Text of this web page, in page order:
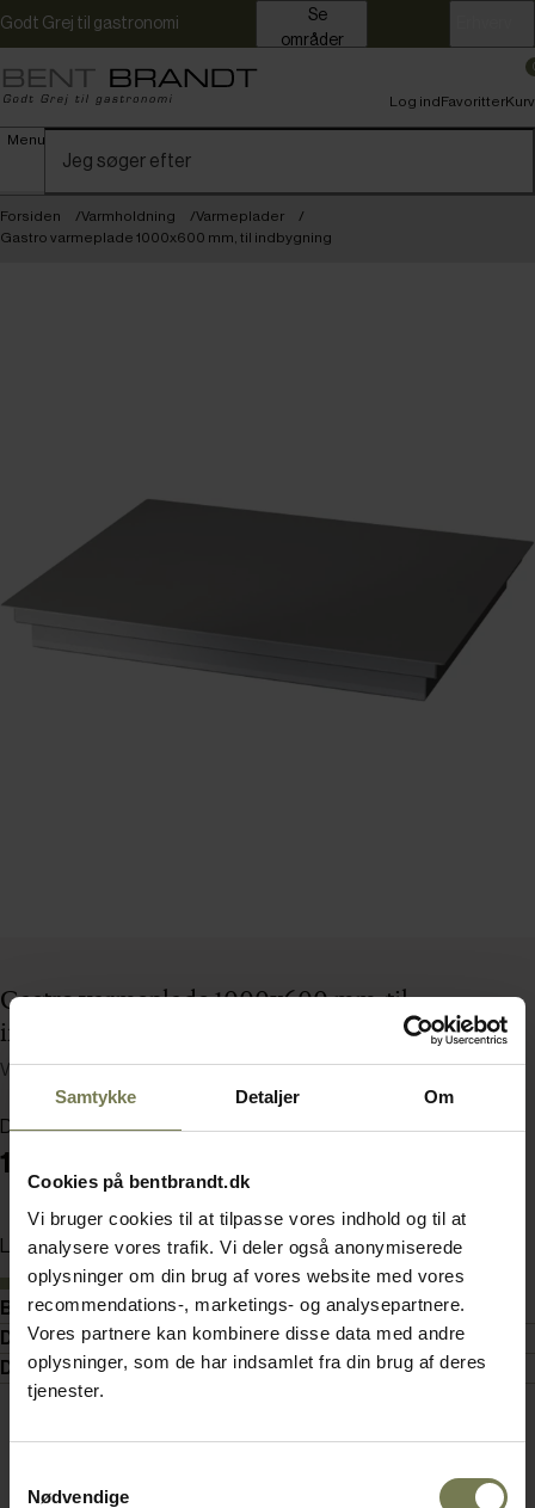
Samtykke Detaljer Om
Cookies på bentbrandt.dk
Vi bruger cookies til at tilpasse vores indhold og til at
analysere vores trafik. Vi deler også anonymiserede
oplysninger om din brug af vores website med vores
recommendations-, marketings- og analysepartnere.
Vores partnere kan kombinere disse data med andre
oplysninger, som de har indsamlet fra din brug af deres
tjenester.
Nødvendige
Godt Grej til gastronomi
områder
Menu
Log indFavoritterKurv
Forsiden Varmholdning
Varmeplader
Gastro varmeplade 1000x600 mm, til indbygning
Gastro varmeplade 1000x600 mm, til
indbygning
Varenummer: 72520831
Din pris (ekskl. moms)
13.900,00 kr./stk.
Læg i kurv
På lager
Beskrivelse
Detaljer
Dokumenter